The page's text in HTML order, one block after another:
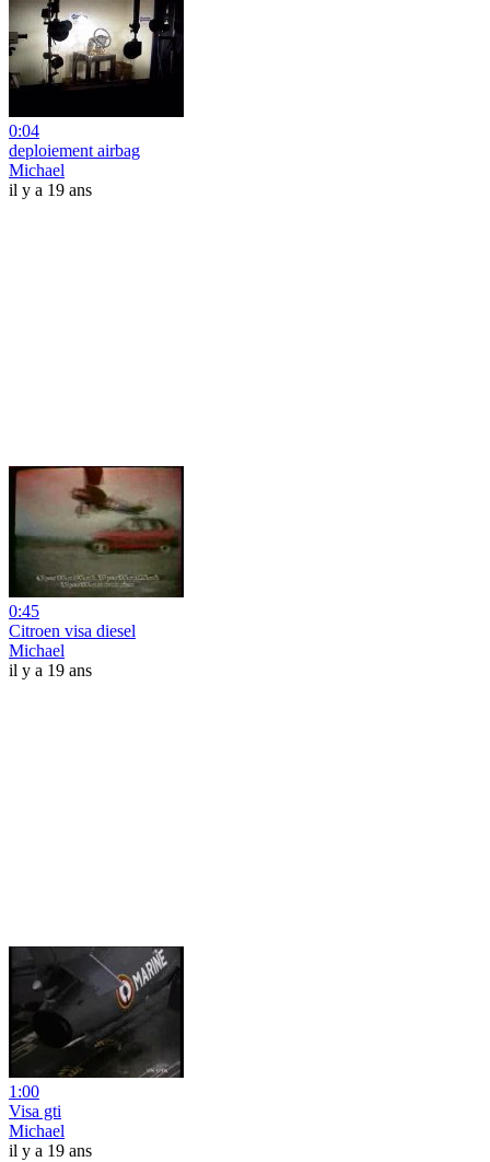
0:04
deploiement airbag
Michael
il y a 19 ans
0:45
Citroen visa diesel
Michael
il y a 19 ans
1:00
Visa gti
Michael
il y a 19 ans